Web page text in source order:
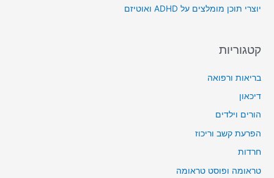
:יוצרי תוכן מומלצים על ADHD ואוטיזם
קטגוריות
בריאות ורפואה
דיכאון
הורים וילדים
הפרעת קשב וריכוז
חרדות
טראומה ופוסט טראומה